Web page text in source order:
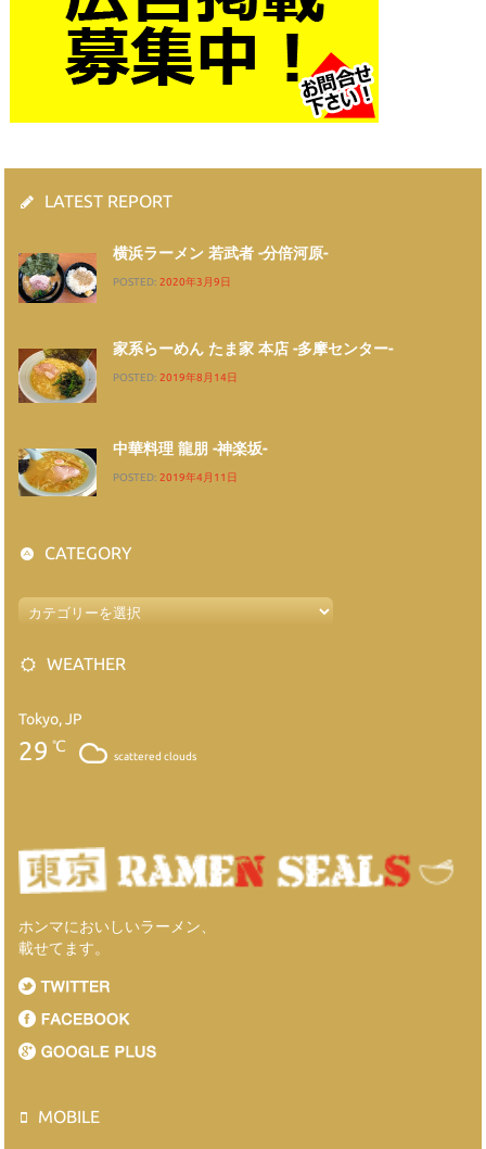
LATEST REPORT
横浜ラーメン 若武者 -分倍河原-
POSTED: 2020年3月9日
家系らーめん たま家 本店 -多摩センター-
POSTED: 2019年8月14日
中華料理 龍朋 -神楽坂-
POSTED: 2019年4月11日
CATEGORY
WEATHER
Tokyo, JP
29 ℃
scattered clouds
ホンマにおいしいラーメン、
載せてます。
MOBILE